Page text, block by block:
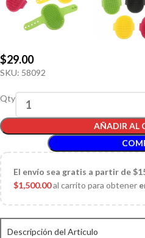
$29.00
SKU: 58092
Qty
AÑADIR AL
El envío sea gratis a partir de
$1,500.00al carrito para obtener
Descripción del Articulo